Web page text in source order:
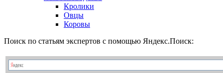
Кролики
Овцы
Коровы
Поиск по статьям экспертов с помощью Яндекс.Поиск: